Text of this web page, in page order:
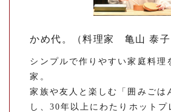
かめ代。（料理家 亀山 泰子
シンプルで作りやすい家庭料理
家。
家族や友人と楽しむ「囲みごは
し、30年以上にわたりホットプ